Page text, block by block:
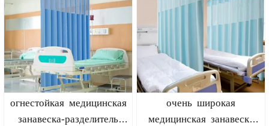
огнестойкая медицинская
занавеска-разделитель
очень широкая
медицинская занавеска